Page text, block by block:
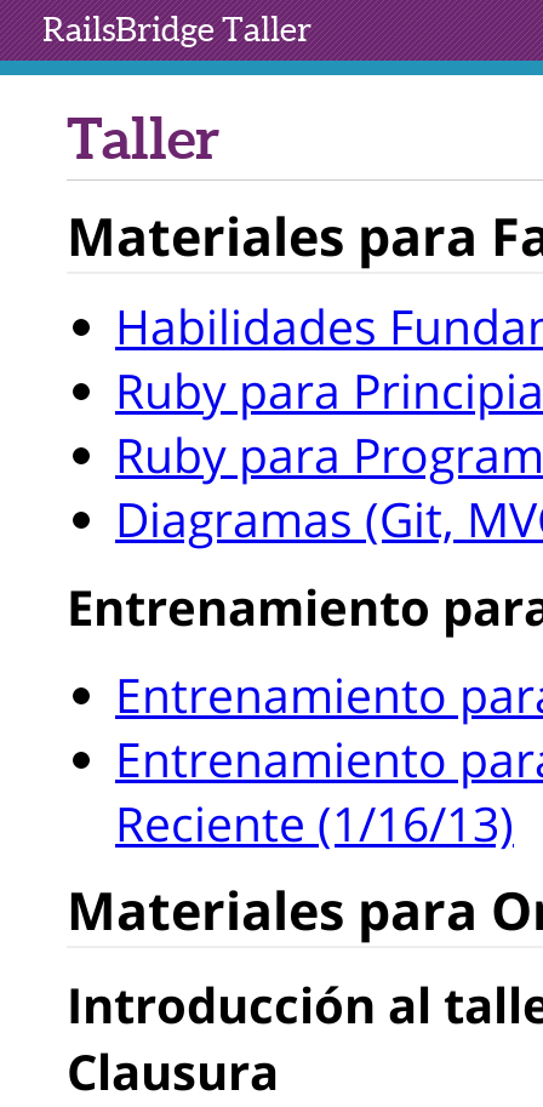
RailsBridgeTaller
Taller
Materiales para
Habilidades
Ruby para
Ruby para
Diagramas (Git,
Entrenamiento
Entrenamiento
Entrenamiento
Reciente (1/16/13)
Materiales para
Introducción al
Clausura